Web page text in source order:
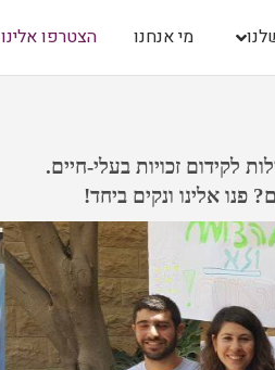
מי אנחנו הצטרפו אלינו
לקידום זכויות בעלי-חיים.
אלינו ונקים ביחד!